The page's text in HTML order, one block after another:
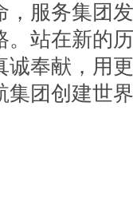
，服务集团
。站在新的
诚奉献，用
集团创建世